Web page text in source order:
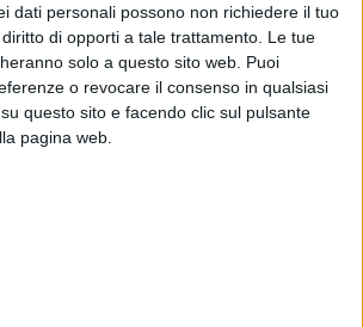
dati personali possono non richiedere il tuo
di opporti a tale trattamento. Le tue
solo a questo sito web. Puoi
o revocare il consenso in qualsiasi
questo sito e facendo clic sul pulsante
pagina web.
le spedizioni
di Aero Africa
2020